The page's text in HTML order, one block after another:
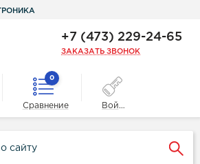
+7 (473) 229-24-65
ЗАКАЗАТЬ ЗВОНОК
0
Сравнение Войти